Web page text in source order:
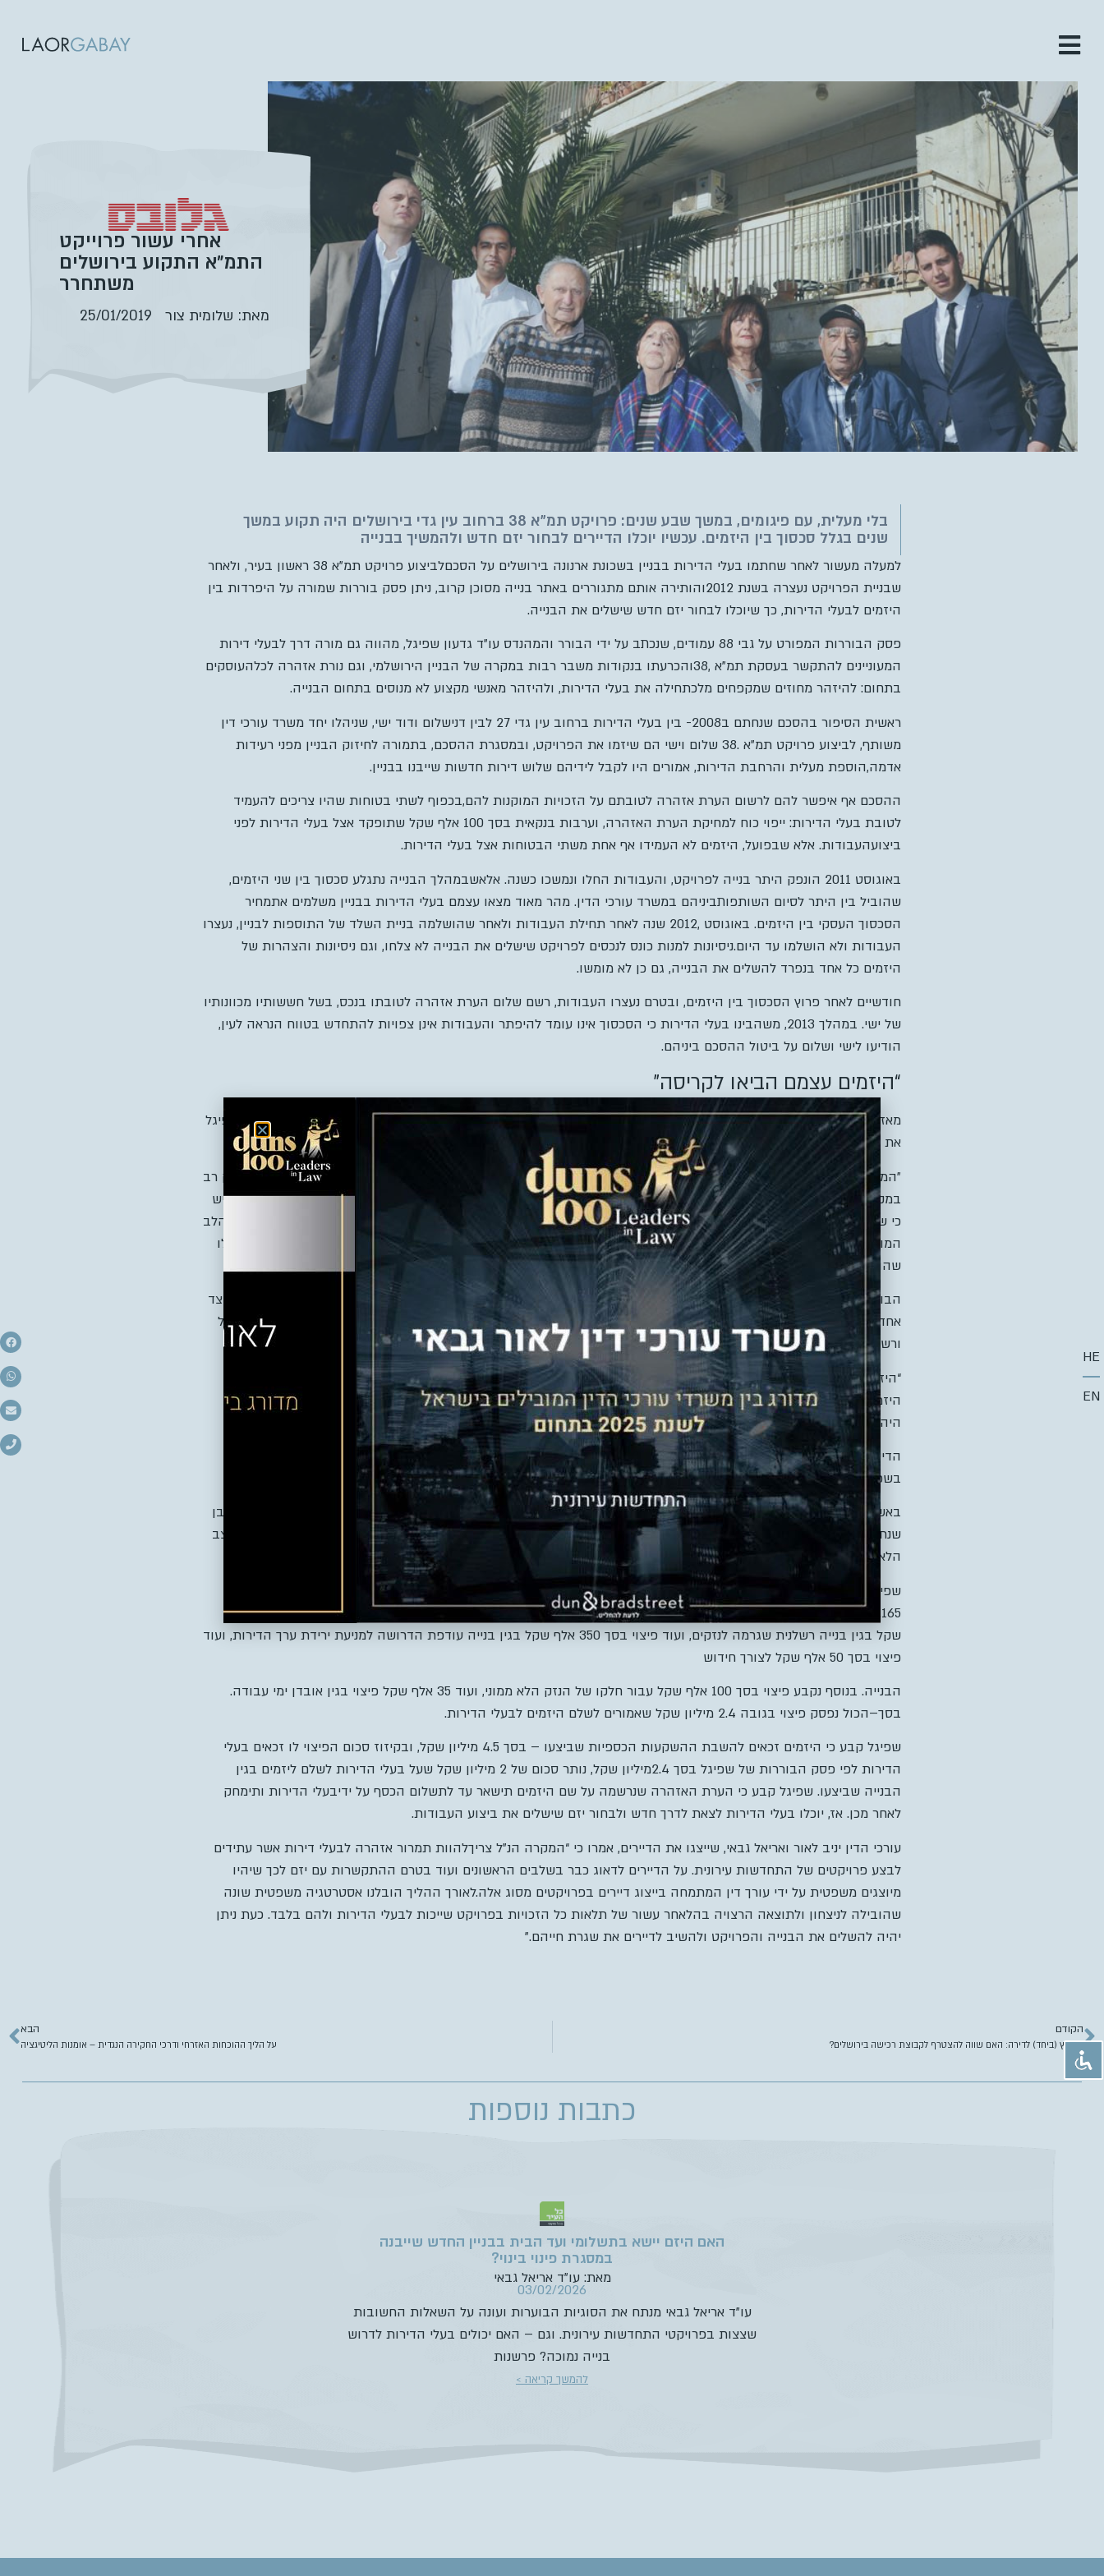
HE
EN
אחרי עשור פרוייקט
התמ״א התקוע בירושלים
משתחרר
מאת: שלומית צור 25/01/2019
בלי מעלית, עם פיגומים, במשך שבע שנים: פרויקט תמ"א 38 ברחוב עין גדי בירושלים היה תקוע במשך
שנים בגלל סכסוך בין היזמים. עכשיו יוכלו הדיירים לבחור יזם חדש ולהמשיך בבנייה
למעלה מעשור לאחר שחתמו בעלי הדירות בבניין בשכונת ארנונה בירושלים על הסכםלביצוע פרויקט תמ”א 38 ראשון בעיר, ולאחר
שבניית הפרויקט נעצרה בשנת 2012והותירה אותם מתגוררים באתר בנייה מסוכן קרוב, ניתן פסק בוררות שמורה על היפרדות בין
היזמים לבעלי הדירות, כך שיוכלו לבחור יזם חדש שישלים את הבנייה.
פסק הבוררות המפורט על גבי 88 עמודים, שנכתב על ידי הבורר והמהנדס עו”ד גדעון שפיגל, מהווה גם מורה דרך לבעלי דירות
המעוניינים להתקשר בעסקת תמ”א ,38והכרעתו בנקודות משבר רבות במקרה של הבניין הירושלמי, וגם נורת אזהרה לכלהעוסקים
בתחום: להיזהר מחוזים שמקפחים מלכתחילה את בעלי הדירות, ולהיזהר מאנשי מקצוע לא מנוסים בתחום הבנייה.
ראשית הסיפור בהסכם שנחתם ב2008- בין בעלי הדירות ברחוב עין גדי 27 לבין דנישלום ודוד ישי, שניהלו יחד משרד עורכי דין
משותף, לביצוע פרויקט תמ”א .38 שלום וישי הם שיזמו את הפרויקט, ובמסגרת ההסכם, בתמורה לחיזוק הבניין מפני רעידות
אדמה,הוספת מעלית והרחבת הדירות, אמורים היו לקבל לידיהם שלוש דירות חדשות שייבנו בבניין.
ההסכם אף איפשר להם לרשום הערת אזהרה לטובתם על הזכויות המוקנות להם,בכפוף לשתי בטוחות שהיו צריכים להעמיד
לטובת בעלי הדירות: ייפוי כוח למחיקת הערת האזהרה, וערבות בנקאית בסך 100 אלף שקל שתופקד אצל בעלי הדירות לפני
ביצועהעבודות. אלא שבפועל, היזמים לא העמידו אף אחת משתי הבטוחות אצל בעלי הדירות.
באוגוסט 2011 הונפק היתר בנייה לפרויקט, והעבודות החלו ונמשכו כשנה. אלאשבמהלך הבנייה נתגלע סכסוך בין שני היזמים,
שהוביל בין היתר לסיום השותפותביניהם במשרד עורכי הדין. מהר מאוד מצאו עצמם בעלי הדירות בבניין משלמים אתמחיר
הסכסוך העסקי בין היזמים. באוגוסט ,2012 שנה לאחר תחילת העבודות ולאחר שהושלמה בניית השלד של התוספות לבניין, נעצרו
העבודות ולא הושלמו עד היום.ניסיונות למנות כונס לנכסים לפרויקט שישלים את הבנייה לא צלחו, וגם ניסיונות והצהרות של
היזמים כל אחד בנפרד להשלים את הבנייה, גם כן לא מומשו.
חודשיים לאחר פרוץ הסכסוך בין היזמים, ובטרם נעצרו העבודות, רשם שלום הערת אזהרה לטובתו בנכס, בשל חששותיו מכוונותיו
של ישי. במהלך 2013, משהבינו בעלי הדירות כי הסכסוך אינו עומד להיפתר והעבודות אינן צפויות להתחדש בטווח הנראה
לעין,
הודיעו לישי ושלום על ביטול ההסכם ביניהם.
“היזמים עצמם הביאו לקריסה”
מאז התנהלו הליכים משפטיים בין הצדדים. בפסק בוררות שנתן ממש בימים אלאהבורר והמהנדס עו”ד גדעון שפיגל, הגדיר שפיגל
את הפרשה “אודיסאה שטרם תמה” והביע תקווה כי פסק הבוררות יביא את הדיירים שסובלים שנים מהמצב להשלמתהבנייה.
״המסקנה העולה היא שהיזמים עורכי הדין יצרו מסגרת הסכמית ועסקית שברירית אשר הותירה את בעלי הדירות חשופים לנזק רב
במקרה בו יופר ההסכם על ידי היזמים, בלי שיש בידיהם את ההגנות המקובלות והמתבקשות בנסיבות אלו,” קבע שפיגל והדגיש
כי שתי הבטחות היחידות על פי ההסכם, ייפוי הכוח והערבות הבנקאית לא נמסרו לבעלי הדירות, ובעצם חובת הזהירות ותום הלב
המוגברות הופרו על ידי היזמים כבר במעמד חתימת ההסכם. “סביר להניח שלו היו בעלי הדירות מיוצגים על ידי עו”ד,הפרות אלו
שהותירו את בעלי הדירות חשופים באופן מוחלט ללא כל בטוחה, לא היו באות לעולם.”
הבורר שפיגל התייחס גם לנושא הבנייה עצמה, שהתבררה כחובבנית בשל אי ניסיונםשל היזמים בתחום הביצוע. “יזמים שהם מצד
אחד חסרי ניסיון בענף הבנייה, אך מאידךהם עורכי דין העוסקים בתחום המקרקעין… הבנייה מתבצעת באופן בלתי מקצועי בעליל
ורשלני מבלי שמועסקים על ידי היזמים שורה של אנשי מקצוע הכרחיים וכן קבלן מסודר.
“היזמים עצמם הם שהביאו לפיצוץ העז ולקריסת הפרויקט כאשר פרץ ביניהם סכסוך עזשהביא לסיום השותפות ביניהם. על
היזמים היה להניח בצד את האינטרסים האישיים של כל אחד מהם ולעדכן בצורה מכובדת ומסדרת את בעלי הדירות במצב.
היה עליהם לפעול לאיתור יזם חלופי שיהיה מקובל על בעלי הדירות שייכנס בנעליהם.”
הדיירים ישלמו 2 מיליון שקל בעבר הגיש ישי במקביל תביעה בסך 22 מיליון שקל נגד הדיירים בטענה כי במהלךהשנים נוספו
בשכונה זכויות בנייה לשתי דירות נוספות, שאמורות לפי ההסכם להיות שלו – אולם הבורר שפיגל דחה טענה זו מכל וכל.
באשר להערכת הנזק והפיצוי הכספי המתבקש בפרשה, קבע שפיגל קבע כי מתוךתקופה של 6 שנים, היזמים אחראיים לעיכוב בן
שנתיים וחצי (30 חודשים) בהשלמת הבנייה. זאת בשל העובדה שבחלוף פרק זמן מסוים, היה מצופה מבעלי הדירות חרף המצב
הלא פשוט אליו הם נקלעו, לקחת את גורלם בידם ולבצע את הפעולות הנדרשות לצורך השלמת הבנייה.
שפיגל קבע כי בעלי הדירות זכאים לפיצוי יומי בסך50 דולר לכל דירה עבור כל יום של עיכוב בהשלמת הפרויקט
1.165
מיליון שקל,זאת נוסף לפיצוי בסך 760 אלף
שקל בגין בנייה רשלנית שגרמה לנזקים, ועוד פיצוי בסך 350 אלף שקל בגין בנייה עודפת הדרושה למניעת ירידת ערך הדירות, ועוד
פיצוי בסך 50 אלף שקל לצורך חידוש
הבנייה. בנוסף נקבע פיצוי בסך 100 אלף שקל עבור חלקו של הנזק הלא ממוני, ועוד 35 אלף שקל פיצוי בגין אובדן ימי עבודה.
בסך–הכול נפסק פיצוי בגובה 2.4 מיליון שקל שאמורים לשלם היזמים לבעלי הדירות.
שפיגל קבע כי היזמים זכאים להשבת ההשקעות הכספיות שביצעו – בסך 4.5 מיליון שקל, ובקיזוז סכום הפיצוי לו זכאים בעלי
הדירות לפי פסק הבוררות של שפיגל בסך 2.4מיליון שקל, נותר סכום של 2 מיליון שקל שעל בעלי הדירות לשלם ליזמים בגין
הבנייה שביצעו. שפיגל קבע כי הערת האזהרה שנרשמה על שם היזמים תישאר עד לתשלום הכסף על ידיבעלי הדירות ותימחק
לאחר מכן. אז, יוכלו בעלי הדירות לצאת לדרך חדש ולבחור יזם שישלים את ביצוע העבודות.
עורכי הדין יניב לאור ואריאל גבאי, שייצגו את הדיירים, אמרו כי “המקרה הנ”ל צריךלהוות תמרור אזהרה לבעלי דירות אשר עתידים
לבצע פרויקטים של התחדשות עירונית. על הדיירים לדאוג כבר בשלבים הראשונים ועוד בטרם ההתקשרות עם יזם לכך שיהיו
מיוצגים משפטית על ידי עורך דין המתמחה בייצוג דיירים בפרויקטים מסוג אלה.לאורך ההליך הובלנו אסטרטגיה משפטית שונה
שהובילה לניצחון ולתוצאה הרצויה בהלאחר עשור של תלאות כל הזכויות בפרויקט שייכות לבעלי הדירות ולהם בלבד. כעת ניתן
יהיה להשלים את הבנייה והפרויקט ולהשיב לדיירים את שגרת חייהם.”
הקודם
המרוץ (ביחד) לדירה: האם שווה להצטרף לקבוצת רכישה בירושלים?
הבא
על הליך ההוכחות האזרחי ודרכי החקירה הנגדית – אומנות הליטיגציה
כתבות נוספות
האם היזם יישא בתשלומי ועד הבית בבניין החדש שייבנה
במסגרת פינוי בינוי?
מאת: עו”ד אריאל גבאי
03/02/2026
עו”ד אריאל גבאי מנתח את הסוגיות הבוערות ועונה על השאלות החשובות
שצצות בפרויקטי התחדשות עירונית. וגם – האם יכולים בעלי הדירות לדרוש
בנייה נמוכה? פרשנות
להמשך קריאה >